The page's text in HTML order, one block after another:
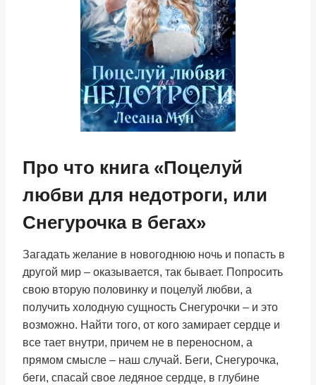
Про что книга «Поцелуй
любви для недотроги, или
Снегурочка в бегах»
Загадать желание в новогоднюю ночь и попасть в
другой мир – оказывается, так бывает. Попросить
свою вторую половинку и поцелуй любви, а
получить холодную сущность Снегурочки – и это
возможно. Найти того, от кого замирает сердце и
все тает внутри, причем не в переносном, а
прямом смысле – наш случай. Беги, Снегурочка,
беги, спасай свое ледяное сердце, в глубине